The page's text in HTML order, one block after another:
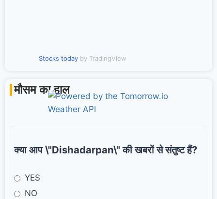
Stocks todayby TradingView
मौसम का हाल
क्या आप \"Dishadarpan\" की खबरों से संतुष्ट हैं?
YES
NO